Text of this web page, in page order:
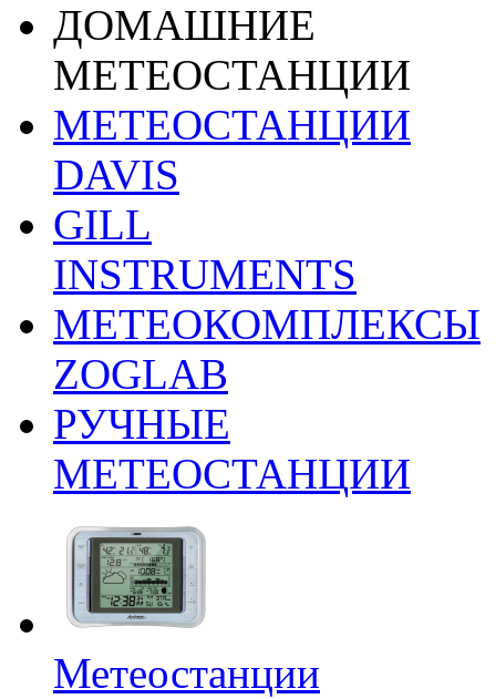
ДОМАШНИЕ
МЕТЕОСТАНЦИИ
МЕТЕОСТАНЦИИ
DAVIS
GILL
INSTRUMENTS
МЕТЕОКОМПЛЕКСЫ
ZOGLAB
РУЧНЫЕ
МЕТЕОСТАНЦИИ
Метеостанции